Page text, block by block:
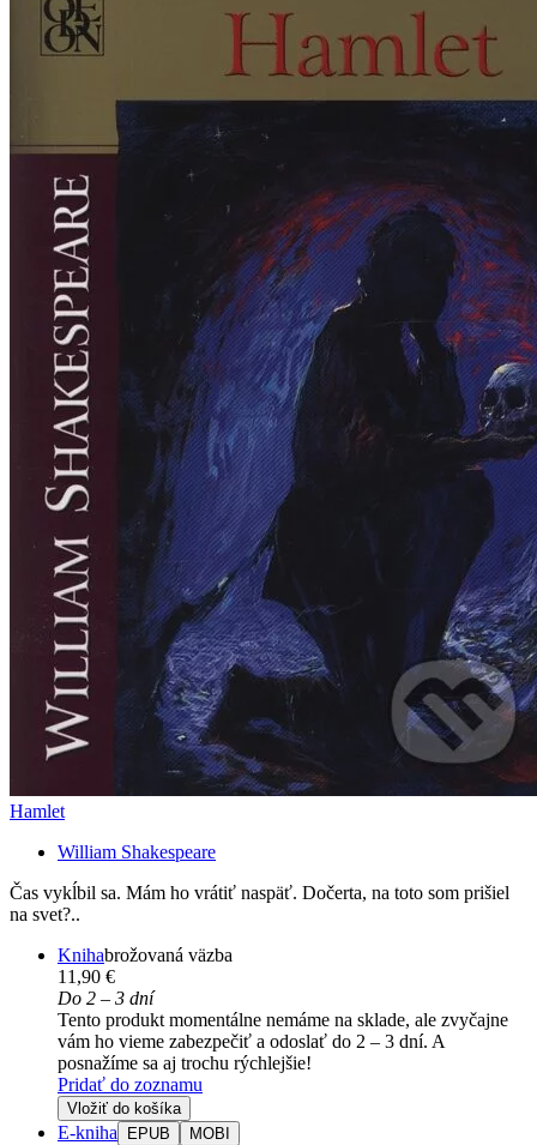
Hamlet
William Shakespeare
Čas vykĺbil sa. Mám ho vrátiť naspäť. Dočerta, na toto som prišiel
na svet?..
Knihabrožovaná väzba
11,90 €
Do 2 – 3 dní
Tento produkt momentálne nemáme na sklade, ale zvyčajne
vám ho vieme zabezpečiť a odoslať do 2 – 3 dní. A
posnažíme sa aj trochu rýchlejšie!
Pridať do zoznamu
Vložiť do košíka
E-kniha EPUB MOBI